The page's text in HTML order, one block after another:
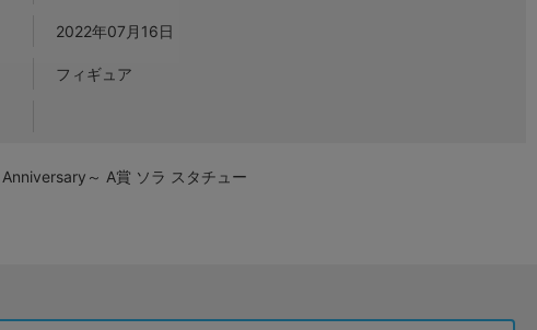
2022年07月16日
フィギュア
～ A賞 ソラ スタチュー